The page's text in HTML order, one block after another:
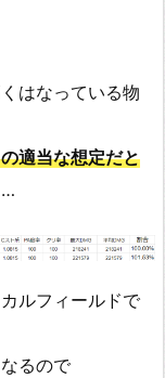
はなっている物
適当な想定だと
…
ルフィールドで
るので